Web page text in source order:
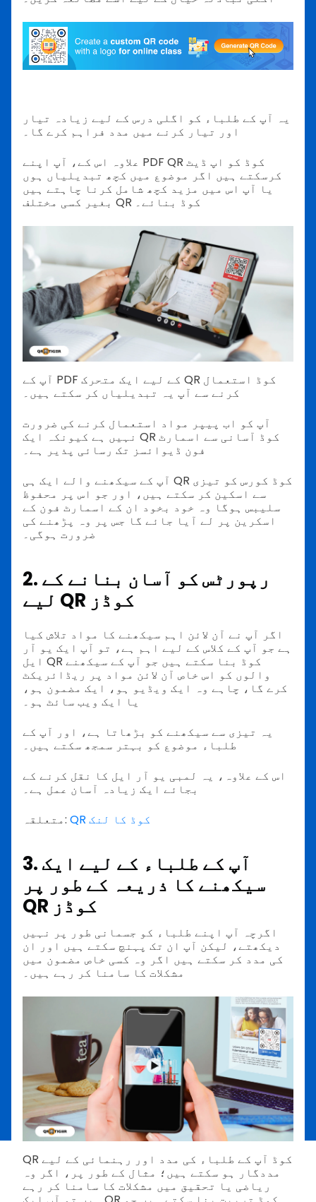
یہ آپ کے طلباء کو اگلی درس کے لیے زیادہ تیار
اور تیار کرنے میں مدد فراہم کرے گا۔
علاوہ اس کے، آپ اپنے PDF QR کوڈ کو اپ ڈیٹ
کرسکتے ہیں اگر موضوع میں کچھ تبدیلیاں ہوں
یا آپ اس میں مزید کچھ شامل کرنا چاہتے ہیں
بغیر کسی مختلف QR کوڈ بنائے۔
آپ کے PDF کے لیے ایک متحرک QR کوڈ استعمال
کرنے سے آپ یہ تبدیلیاں کر سکتے ہیں۔
آپ کو اب پیپر مواد استعمال کرنے کی ضرورت
نہیں ہے کیونکہ ایک QR کوڈ آسانی سے اسمارٹ
فون ڈیوائسز تک رسائی پذیر ہے۔
آپ کے سیکھنے والے ایک ہی QR کوڈ کورس کو تیزی
سے اسکین کر سکتے ہیں، اور جو اس پر محفوظ
سلیبس ہوگا وہ خود بخود ان کے اسمارٹ فون کے
اسکرین پر لے آیا جائے گا جس پر وہ پڑھنے کی
ضرورت ہوگی۔
2. رپورٹس کو آسان بنانے کے
لیے QR کوڈز
اگر آپ نے آن لائن اہم سیکھنے کا مواد تلاش کیا
ہے جو آپ کے کلاس کے لیے اہم ہے، تو آپ ایک یو آر
ایل QR کوڈ بنا سکتے ہیں جو آپ کے سیکھنے
والوں کو اس خاص آن لائن مواد پر ریڈائریکٹ
کرے گا، چاہے وہ ایک ویڈیو ہو، ایک مضمون ہو،
یا ایک ویب سائٹ ہو۔
یہ تیزی سے سیکھنے کو بڑھاتا ہے، اور آپ کے
طلباء موضوع کو بہتر سمجھ سکتے ہیں۔
اس کے علاوہ، یہ لمبی یو آر ایل کا نقل کرنے کے
بجائے ایک زیادہ آسان عمل ہے۔
متعلقہ:
QR کوڈ کا لنک
3. آپ کے طلباء کے لیے ایک
سیکھنے کا ذریعہ کے طور پر
QR کوڈز
اگرچہ آپ اپنے طلباء کو جسمانی طور پر نہیں
دیکھتے، لیکن آپ ان تک پہنچ سکتے ہیں اور ان
کی مدد کر سکتے ہیں اگر وہ کسی خاص مضمون میں
مشکلات کا سامنا کر رہے ہیں۔
QR کوڈ آپ کے طلباء کی مدد اور رہنمائی کے لیے
مددگار ہو سکتے ہیں؛ مثال کے طور پر، اگر وہ
ریاضی یا تحقیق میں مشکلات کا سامنا کر رہے